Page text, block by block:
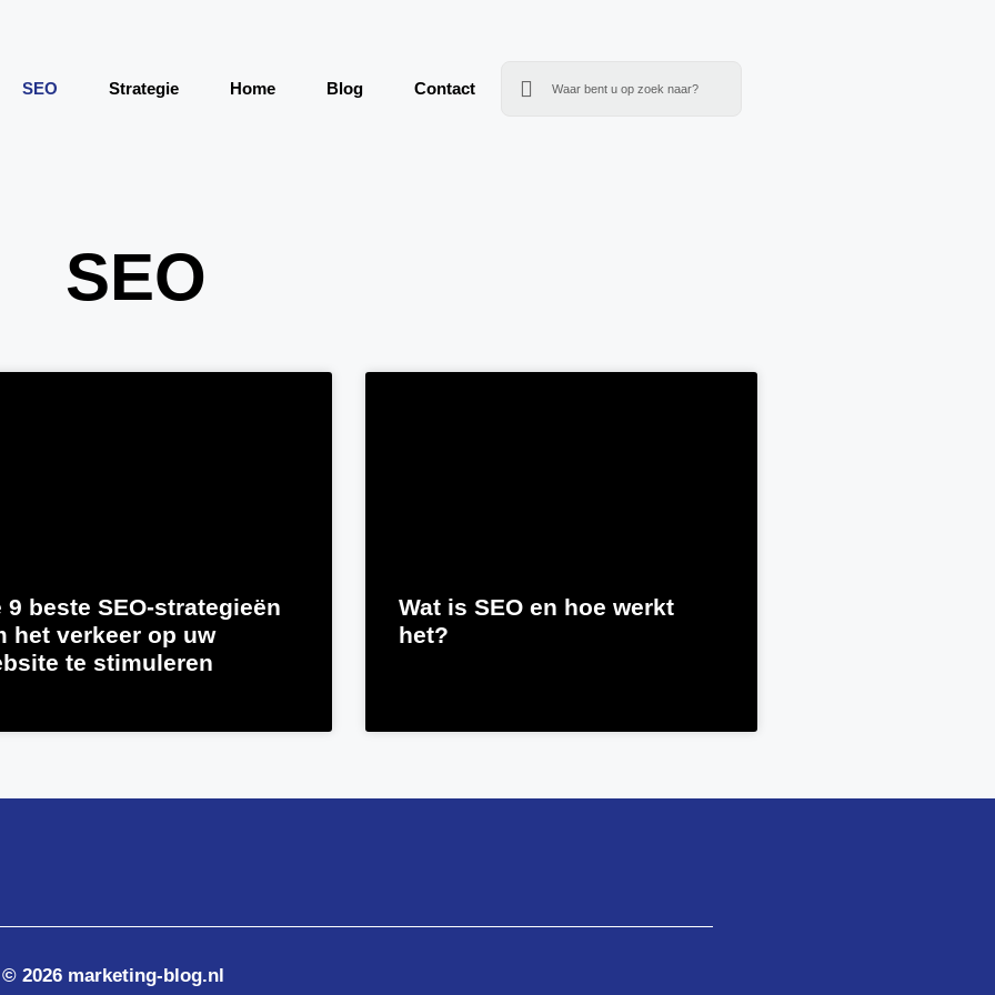
SEO Strategie Home Blog Contact
SEO
9 beste SEO-strategieën
het verkeer op uw
te stimuleren
Wat is SEO en hoe werkt
het?
© 2026 marketing-blog.nl